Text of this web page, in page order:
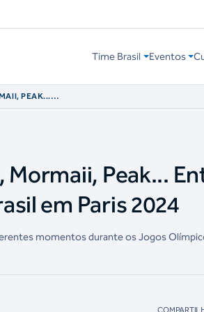
Time Brasil Eventos
PEAK...
Mormaii, Peak...
em Paris 2024
momentos durante os Jogos